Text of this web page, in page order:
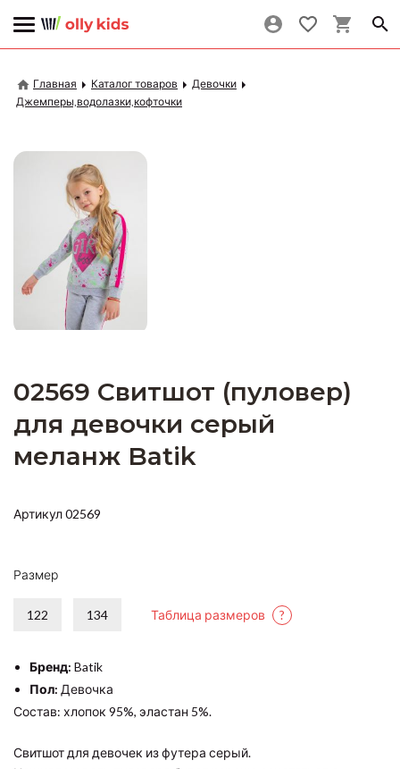
Главная Каталог товаров
Девочки
Джемперы,водолазки,кофточки
02569 Свитшот (пуловер)
для девочки серый
меланж Batik
Артикул 02569
Размер
122 134 Таблица размеров ?
Бренд: Batik
Пол: Девочка
Состав: хлопок 95%, эластан 5%.
Свитшот для девочек из футера серый.